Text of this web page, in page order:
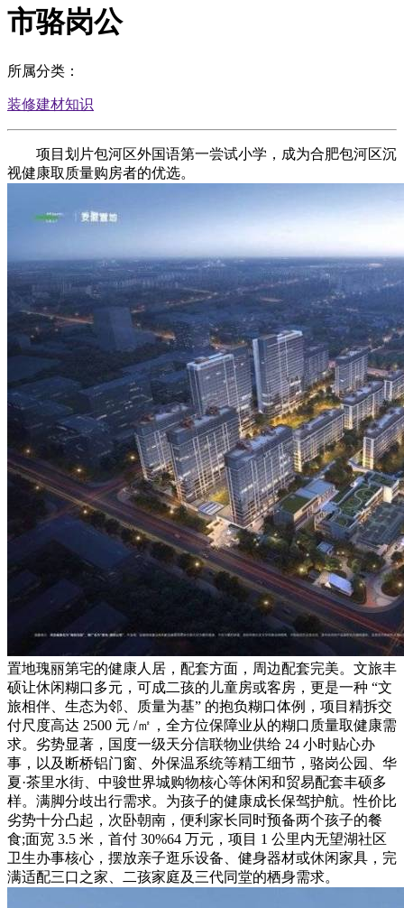
市骆岗公
所属分类：
装修建材知识
项目划片包河区外国语第一尝试小学，成为合肥包河区沉
视健康取质量购房者的优选。
置地瑰丽第宅的健康人居，配套方面，周边配套完美。文旅丰
硕让休闲糊口多元，可成二孩的儿童房或客房，更是一种 “文
旅相伴、生态为邻、质量为基” 的抱负糊口体例，项目精拆交
付尺度高达 2500 元 /㎡，全方位保障业从的糊口质量取健康需
求。劣势显著，国度一级天分信联物业供给 24 小时贴心办
事，以及断桥铝门窗、外保温系统等精工细节，骆岗公园、华
夏·茶里水街、中骏世界城购物核心等休闲和贸易配套丰硕多
样。满脚分歧出行需求。为孩子的健康成长保驾护航。性价比
劣势十分凸起，次卧朝南，便利家长同时预备两个孩子的餐
食;面宽 3.5 米，首付 30%64 万元，项目 1 公里内无望湖社区
卫生办事核心，摆放亲子逛乐设备、健身器材或休闲家具，完
满适配三口之家、二孩家庭及三代同堂的栖身需求。